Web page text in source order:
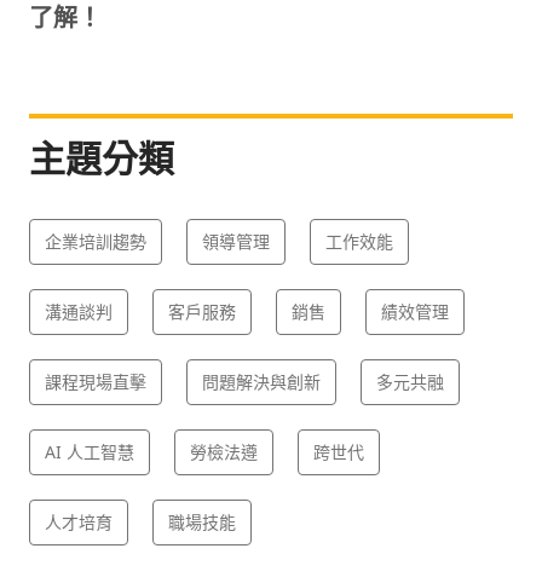
了解！
主題分類
企業培訓趨勢 領導管理 工作效能
溝通談判 客戶服務 銷售 績效管理
課程現場直擊 問題解決與創新 多元共融
AI 人工智慧 勞檢法遵 跨世代
人才培育 職場技能